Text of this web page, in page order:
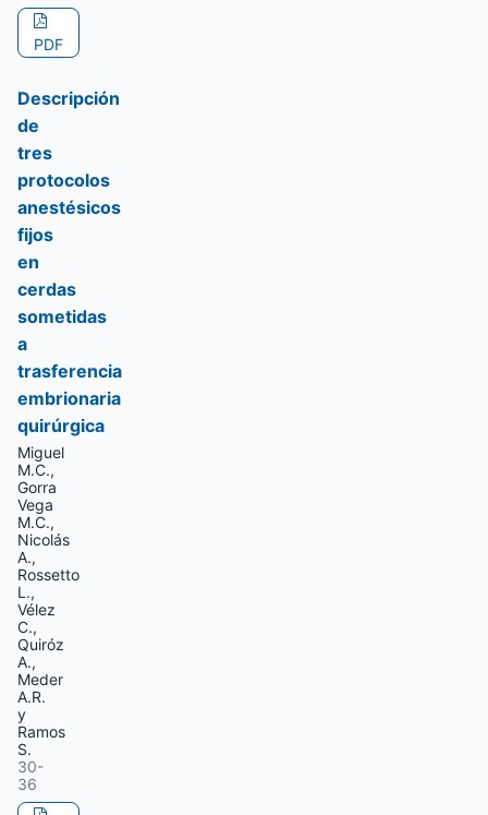
PDF
Descripción
de
tres
protocolos
anestésicos
fijos
en
cerdas
sometidas
a
trasferencia
embrionaria
quirúrgica
Miguel
M.C.,
Gorra
Vega
M.C.,
Nicolás
A.,
Rossetto
L.,
Vélez
C.,
Quiróz
A.,
Meder
A.R.
y
Ramos
S.
30-
36